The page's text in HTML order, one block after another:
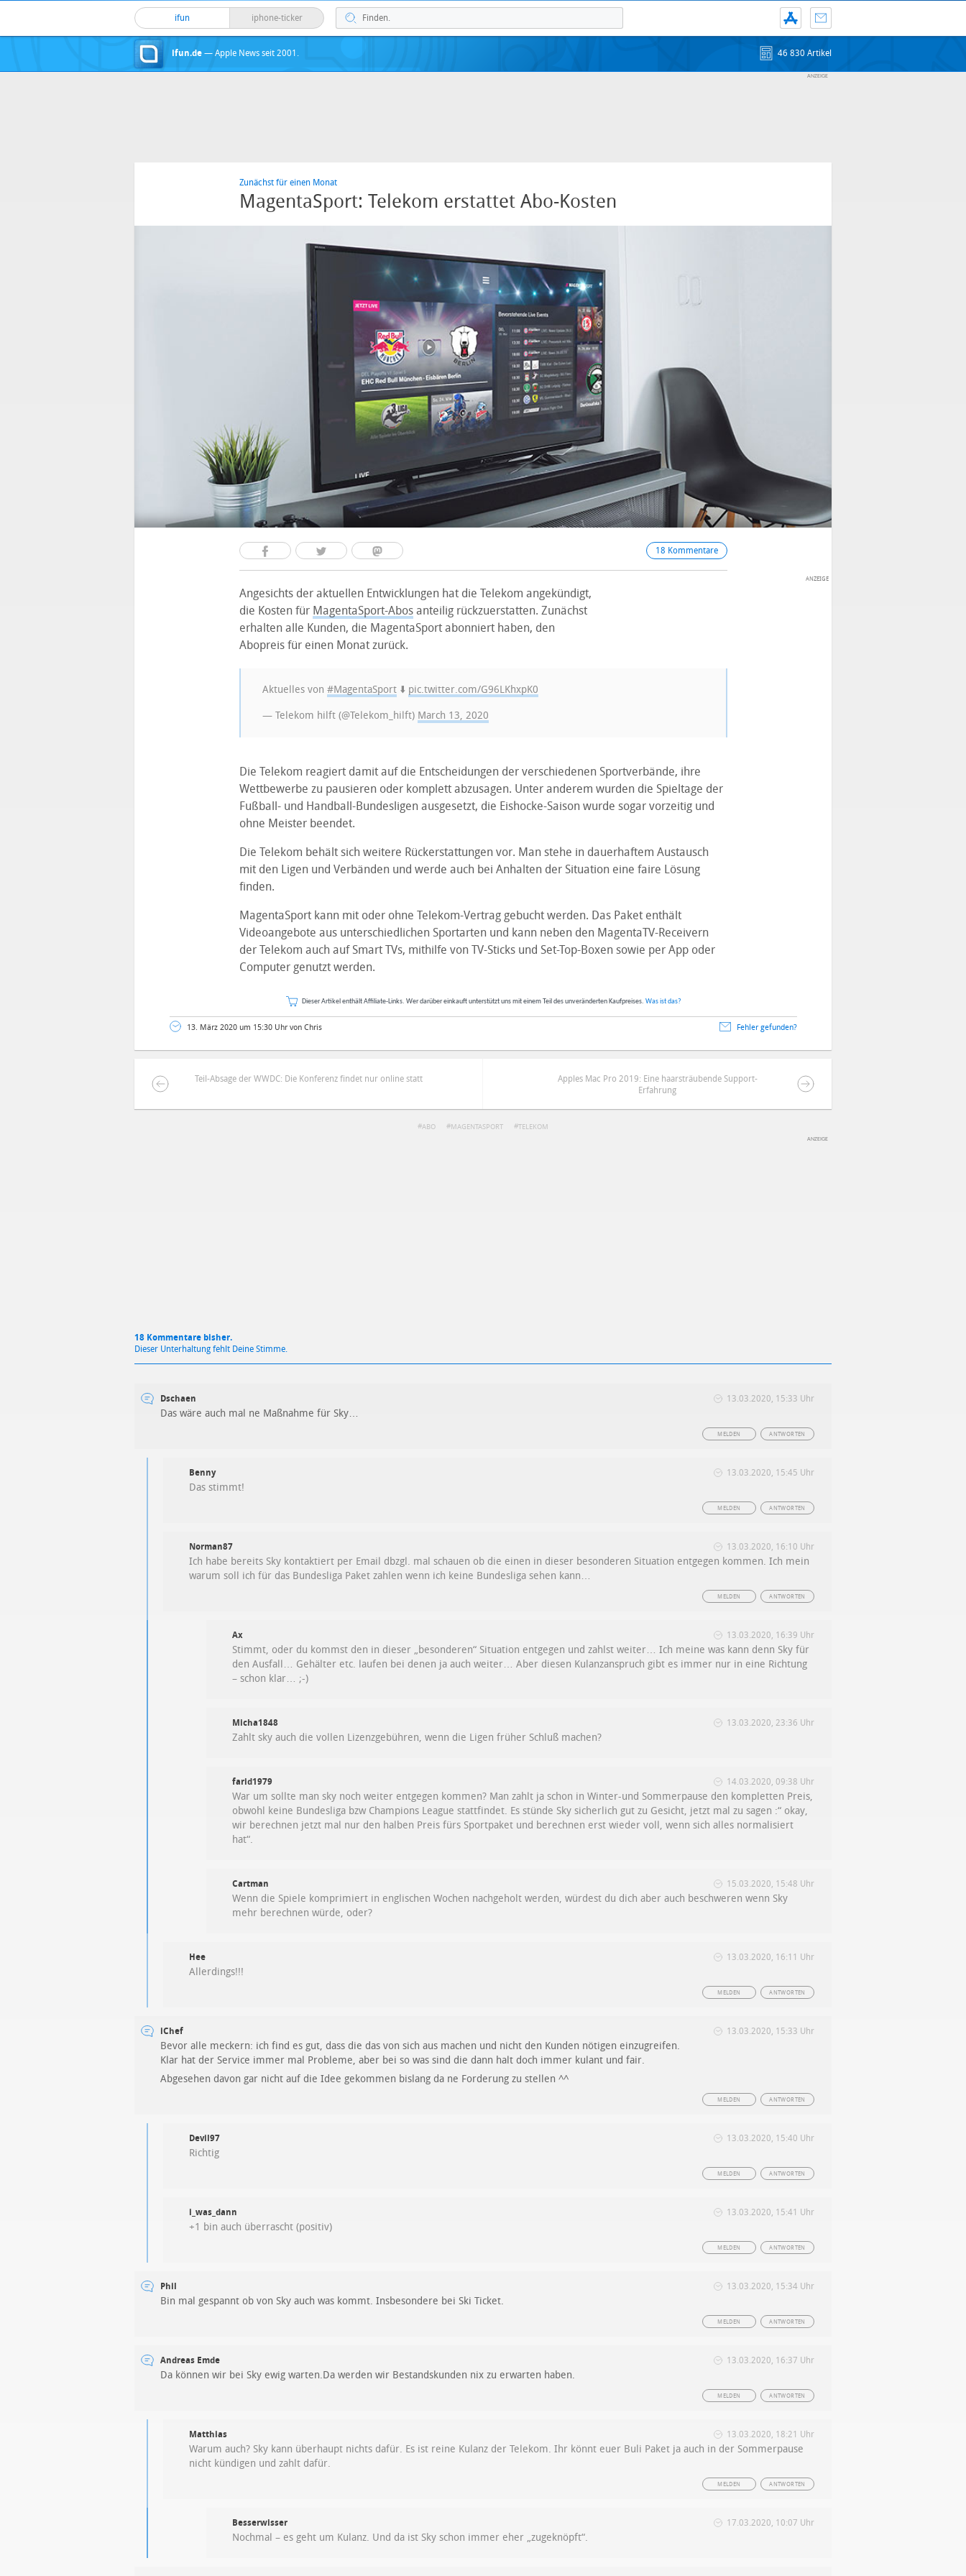
ifun iphone-ticker
ifun.de — Apple News seit 2001. 46 830 Artikel
Zunächst für einen Monat
MagentaSport: Telekom erstattet Abo-Kosten
18 Kommentare
Angesichts der aktuellen Entwicklungen hat die Telekom angekündigt,
die Kosten für MagentaSport-Abosanteilig rückzuerstatten. Zunächst
erhalten alle Kunden, die MagentaSport abonniert haben, den
Abopreis für einen Monat zurück.
Aktuelles von #MagentaSport⬇️ pic.twitter.com/G96LKhxpK0
— Telekom hilft (@Telekom_hilft) March 13, 2020
Die Telekom reagiert damit auf die Entscheidungen der verschiedenen Sportverbände, ihre
Wettbewerbe zu pausieren oder komplett abzusagen. Unter anderem wurden die Spieltage der
Fußball- und Handball-Bundesligen ausgesetzt, die Eishocke-Saison wurde sogar vorzeitig und
ohne Meister beendet.
Die Telekom behält sich weitere Rückerstattungen vor. Man stehe in dauerhaftem Austausch
mit den Ligen und Verbänden und werde auch bei Anhalten der Situation eine faire Lösung
finden.
MagentaSport kann mit oder ohne Telekom-Vertrag gebucht werden. Das Paket enthält
Videoangebote aus unterschiedlichen Sportarten und kann neben den MagentaTV-Receivern
der Telekom auch auf Smart TVs, mithilfe von TV-Sticks und Set-Top-Boxen sowie per App oder
Computer genutzt werden.
Dieser Artikel enthält Affiliate-Links. Wer darüber einkauft unterstützt uns mit einem Teil des unveränderten Kaufpreises. Was ist das?
13. März 2020 um 15:30 Uhr von Chris Fehler gefunden?
Teil-Absage der WWDC: Die Konferenz findet nur online statt
Apples Mac Pro 2019: Eine haarsträubende Support-
Erfahrung
ABO MAGENTASPORT TELEKOM
18 Kommentare bisher.
Dieser Unterhaltung fehlt Deine Stimme.
Dschaen 13.03.2020, 15:33 Uhr
Das wäre auch mal ne Maßnahme für Sky…
ANTWORTEN
MELDEN
Benny 13.03.2020, 15:45 Uhr
Das stimmt!
ANTWORTEN
MELDEN
Norman87 13.03.2020, 16:10 Uhr
Ich habe bereits Sky kontaktiert per Email dbzgl. mal schauen ob die einen in dieser besonderen Situation entgegen kommen. Ich mein
warum soll ich für das Bundesliga Paket zahlen wenn ich keine Bundesliga sehen kann…
ANTWORTEN
MELDEN
Ax 13.03.2020, 16:39 Uhr
Stimmt, oder du kommst den in dieser „besonderen“ Situation entgegen und zahlst weiter… Ich meine was kann denn Sky für
den Ausfall… Gehälter etc. laufen bei denen ja auch weiter… Aber diesen Kulanzanspruch gibt es immer nur in eine Richtung
– schon klar… ;-)
Micha1848 13.03.2020, 23:36 Uhr
Zahlt sky auch die vollen Lizenzgebühren, wenn die Ligen früher Schluß machen?
farid1979 14.03.2020, 09:38 Uhr
War um sollte man sky noch weiter entgegen kommen? Man zahlt ja schon in Winter-und Sommerpause den kompletten Preis,
obwohl keine Bundesliga bzw Champions League stattfindet. Es stünde Sky sicherlich gut zu Gesicht, jetzt mal zu sagen :“ okay,
wir berechnen jetzt mal nur den halben Preis fürs Sportpaket und berechnen erst wieder voll, wenn sich alles normalisiert
hat“.
Cartman 15.03.2020, 15:48 Uhr
Wenn die Spiele komprimiert in englischen Wochen nachgeholt werden, würdest du dich aber auch beschweren wenn Sky
mehr berechnen würde, oder?
Hee 13.03.2020, 16:11 Uhr
Allerdings!!!
ANTWORTEN
MELDEN
iChef 13.03.2020, 15:33 Uhr
Bevor alle meckern: ich find es gut, dass die das von sich aus machen und nicht den Kunden nötigen einzugreifen.
Klar hat der Service immer mal Probleme, aber bei so was sind die dann halt doch immer kulant und fair.
Abgesehen davon gar nicht auf die Idee gekommen bislang da ne Forderung zu stellen ^^
ANTWORTEN
MELDEN
Devil97 13.03.2020, 15:40 Uhr
Richtig
ANTWORTEN
MELDEN
i_was_dann 13.03.2020, 15:41 Uhr
+1 bin auch überrascht (positiv)
ANTWORTEN
MELDEN
Phil 13.03.2020, 15:34 Uhr
Bin mal gespannt ob von Sky auch was kommt. Insbesondere bei Ski Ticket.
ANTWORTEN
MELDEN
Andreas Emde 13.03.2020, 16:37 Uhr
Da können wir bei Sky ewig warten.Da werden wir Bestandskunden nix zu erwarten haben.
ANTWORTEN
MELDEN
Matthias 13.03.2020, 18:21 Uhr
Warum auch? Sky kann überhaupt nichts dafür. Es ist reine Kulanz der Telekom. Ihr könnt euer Buli Paket ja auch in der Sommerpause
nicht kündigen und zahlt dafür.
ANTWORTEN
MELDEN
Besserwisser 17.03.2020, 10:07 Uhr
Nochmal – es geht um Kulanz. Und da ist Sky schon immer eher „zugeknöpft“.